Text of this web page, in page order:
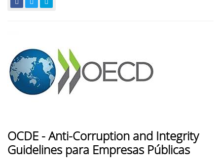
OCDE - Anti-Corruption and Integrity
Guidelines para Empresas Públicas